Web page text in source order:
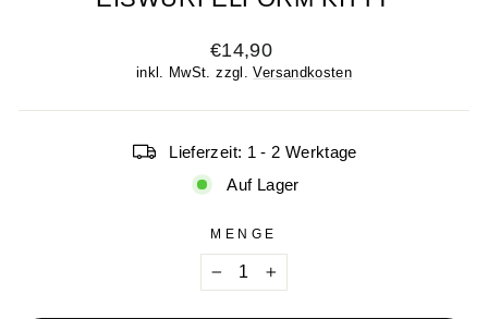
Normaler
Preis
€14,90
inkl. MwSt. zzgl.Versandkosten
Lieferzeit: 1 - 2 Werktage
Auf Lager
MENGE